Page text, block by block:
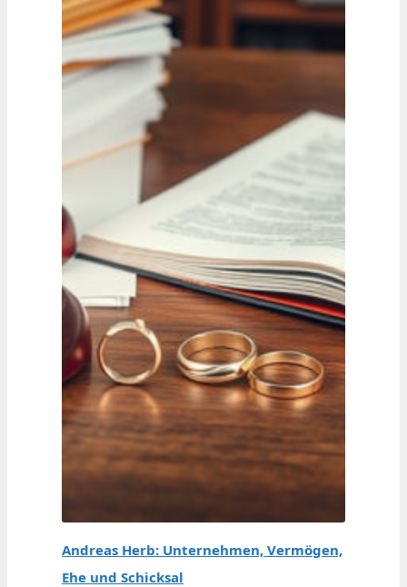
Andreas Herb: Unternehmen, Vermögen,
Ehe und Schicksal